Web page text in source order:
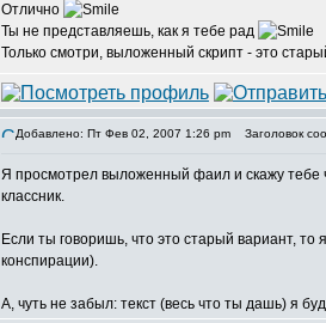
Отлично
Ты не представляешь, как я тебе рад
Только смотри, выложенный скрипт - это
Добавлено: Пт Фев 02, 2007 1:26 pm Заголовок
Я просмотрел выложенный фаил и скажу тебе
классник.
Если ты говоришь, что это старый вариант,
конспирации).
А, чуть не забыл: текст (весь что ты дашь) я